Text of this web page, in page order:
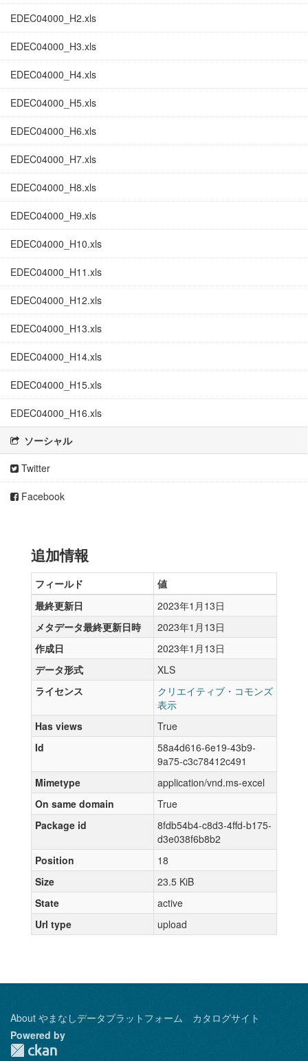
EDEC04000_H2.xls
EDEC04000_H3.xls
EDEC04000_H4.xls
EDEC04000_H5.xls
EDEC04000_H6.xls
EDEC04000_H7.xls
EDEC04000_H8.xls
EDEC04000_H9.xls
EDEC04000_H10.xls
EDEC04000_H11.xls
EDEC04000_H12.xls
EDEC04000_H13.xls
EDEC04000_H14.xls
EDEC04000_H15.xls
EDEC04000_H16.xls
ソーシャル
Twitter
Facebook
追加情報
フィールド
値
最終更新日
2023年1月13日
メタデータ最終更新日時
2023年1月13日
作成日
2023年1月13日
データ形式
XLS
ライセンス
クリエイティブ・コモンズ
表示
Has views
True
Id
58a4d616-6e19-43b9-
9a75-c3c78412c491
Mimetype
application/vnd.ms-excel
On same domain
True
Package id
8fdb54b4-c8d3-4ffd-b175-
d3e038f6b8b2
Position
18
Size
23.5 KiB
State
active
Url type
upload
About やまなしデータプラットフォーム カタログサイト
Powered by